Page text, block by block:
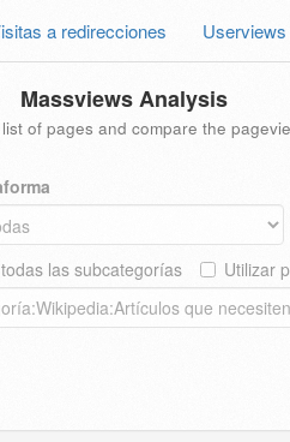
a redirecciones Userviews
Massviews Analysis
of pages and compare the
Utilizar
las subcategorías